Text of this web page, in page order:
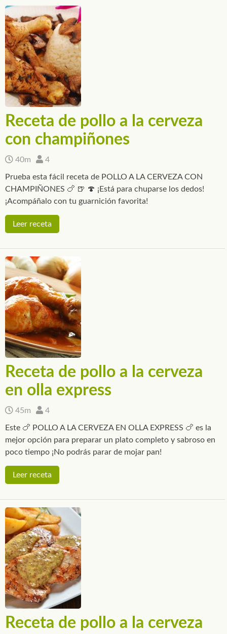
Receta de pollo a la cerveza
con champiñones
40m 4
Prueba esta fácil receta de POLLO A LA CERVEZA CON
CHAMPIÑONES 🍗 🍺 🍄 ¡Está para chuparse los dedos!
¡Acompáñalo con tu guarnición favorita!
Leer receta
Receta de pollo a la cerveza
en olla express
45m 4
Este 🍗 POLLO A LA CERVEZA EN OLLA EXPRESS 🍗 es la
mejor opción para preparar un plato completo y sabroso en
poco tiempo ¡No podrás parar de mojar pan!
Leer receta
Receta de pollo a la cerveza